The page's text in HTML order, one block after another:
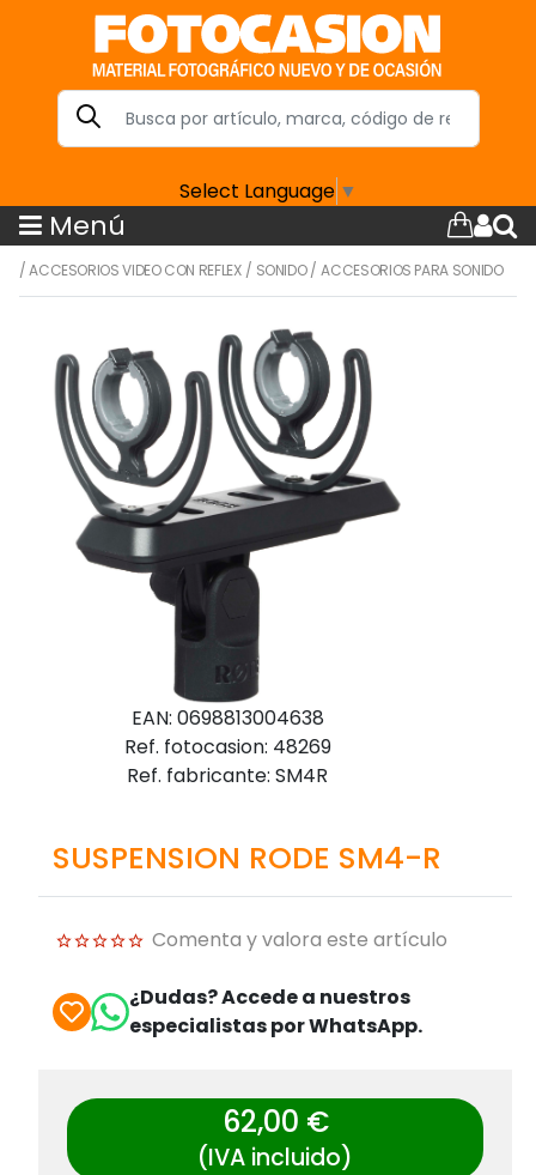
Select Language ▼
Menú
/ACCESORIOS VIDEO CON REFLEX/ SONIDO/ACCESORIOS PARA SONIDO
EAN: 0698813004638
Ref. fotocasion: 48269
Ref. fabricante: SM4R
SUSPENSION RODE SM4-R
Comenta y valora este artículo
¿Dudas? Accede a nuestros
especialistas por WhatsApp.
62,00 €
(IVA incluido)